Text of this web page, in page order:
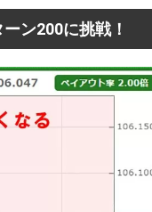
ン200に挑戦！